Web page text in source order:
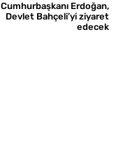
Cumhurbaşkanı Erdoğan,
Devlet Bahçeli’yi ziyaret
edecek